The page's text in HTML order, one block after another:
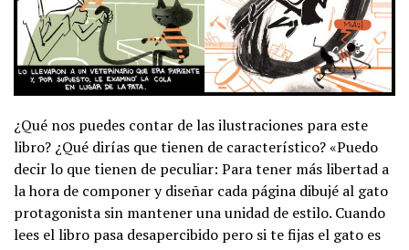
¿Qué nos puedes contar de las ilustraciones para este
libro? ¿Qué dirías que tienen de característico? «Puedo
decir lo que tienen de peculiar: Para tener más libertad a
la hora de componer y diseñar cada página dibujé al gato
protagonista sin mantener una unidad de estilo. Cuando
lees el libro pasa desapercibido pero si te fijas el gato es